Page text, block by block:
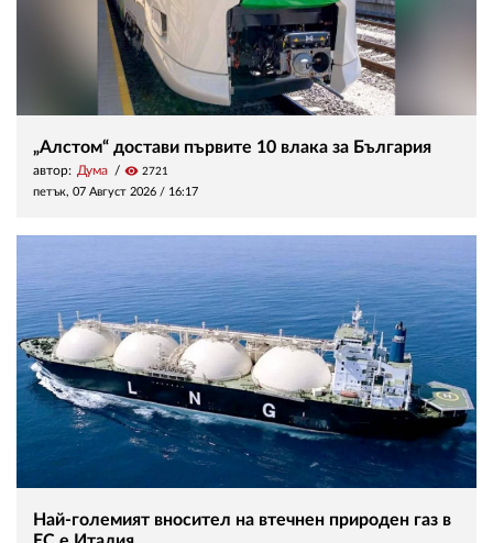
„Алстом“ достави първите 10 влака за България
автор: Дума visibility 2721
петък, 07 Август 2026 / 16:17
Най-големият вносител на втечнен природен газ в